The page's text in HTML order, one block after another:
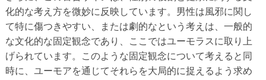
化的な考え方を微妙に反映しています。男性は風邪に関し
て特に傷つきやすい、または劇的なという考えは、一般的
な文化的な固定観念であり、ここではユーモラスに取り上
げられています。このような固定観念について考えると同
時に、ユーモアを通じてそれらを大局的に捉えるよう求め